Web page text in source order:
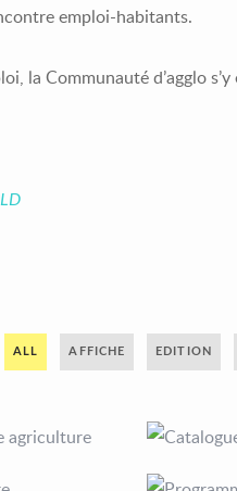
emploi-habitants.
la Communauté d’agglo s’y
ALL AFFICHE EDITION